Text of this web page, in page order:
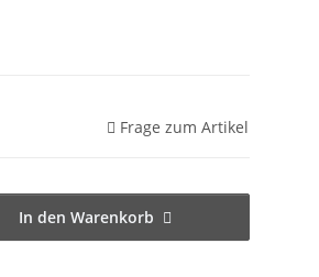
Frage zum Artikel
In den Warenkorb